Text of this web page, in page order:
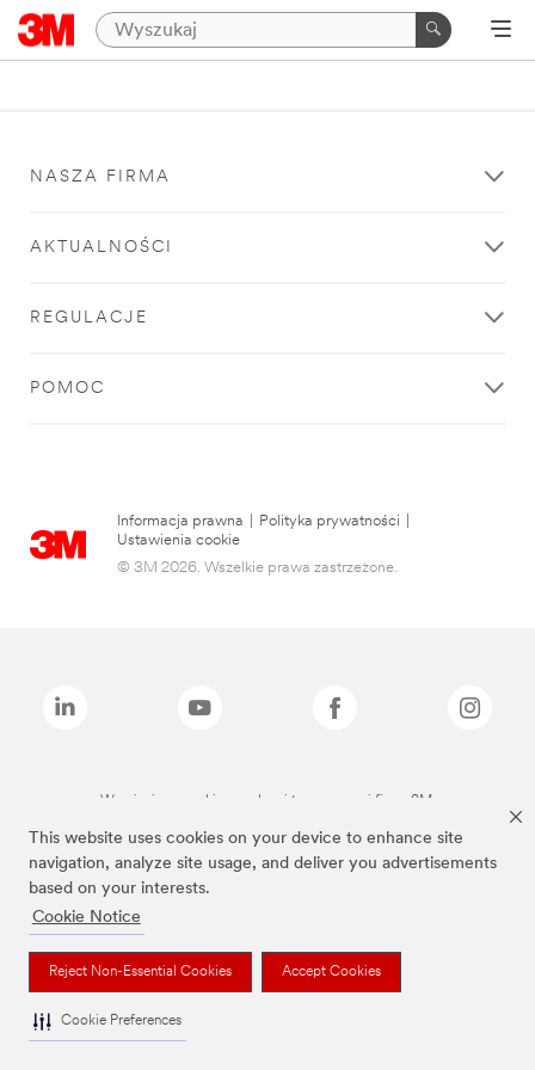
This website uses cookies on your device to enhance site
navigation, analyze site usage, and deliver you advertisements
based on your interests.
Cookie Notice
Reject Non-Essential Cookies Accept Cookies
Cookie Preferences
NASZA FIRMA
AKTUALNOŚCI
REGULACJE
POMOC
Informacja prawna Polityka prywatności
Ustawienia cookie
© 3M 2026. Wszelkie prawa zastrzeżone.
Wymienione marki są znakami towarowymi firmy 3M.